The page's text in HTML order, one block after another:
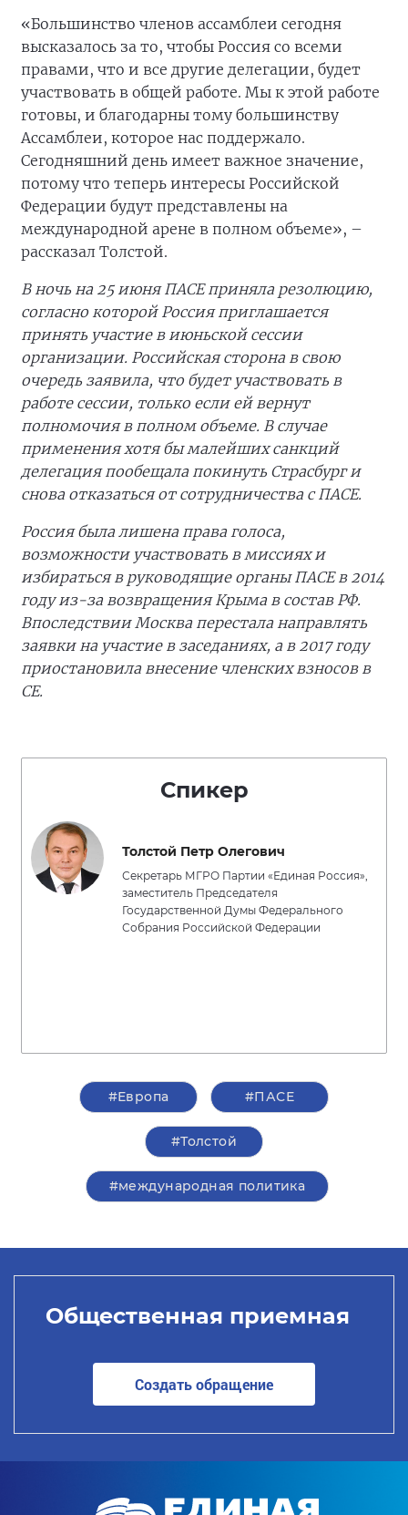
«Большинство членов ассамблеи сегодня
высказалось за то, чтобы Россия со всеми
правами, что и все другие делегации, будет
участвовать в общей работе. Мы к этой работе
готовы, и благодарны тому большинству
Ассамблеи, которое нас поддержало.
Сегодняшний день имеет важное значение,
потому что теперь интересы Российской
Федерации будут представлены на
международной арене в полном объеме», –
рассказал Толстой.
В ночь на 25 июня ПАСЕ приняла резолюцию,
согласно которой Россия приглашается
принять участие в июньской сессии
организации. Российская сторона в свою
очередь заявила, что будет участвовать в
работе сессии, только если ей вернут
полномочия в полном объеме. В случае
применения хотя бы малейших санкций
делегация пообещала покинуть Страсбург и
снова отказаться от сотрудничества с ПАСЕ.
Россия была лишена права голоса,
возможности участвовать в миссиях и
избираться в руководящие органы ПАСЕ в 2014
году из-за возвращения Крыма в состав РФ.
Впоследствии Москва перестала направлять
заявки на участие в заседаниях, а в 2017 году
приостановила внесение членских взносов в
СЕ.
Спикер
Толстой Петр Олегович
Секретарь МГРО Партии «Единая Россия»,
заместитель Председателя
Государственной Думы Федерального
Собрания Российской Федерации
#Европа #ПАСЕ
#Толстой
#международная политика
Общественная приемная
Создать обращение